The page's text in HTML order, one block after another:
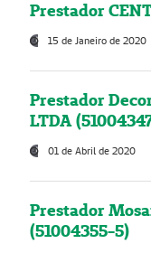
Prestador
15 de Janeiro de 2020
Prestador
LTDA
01 de Abril de 2020
Prestador
(51004355-5)